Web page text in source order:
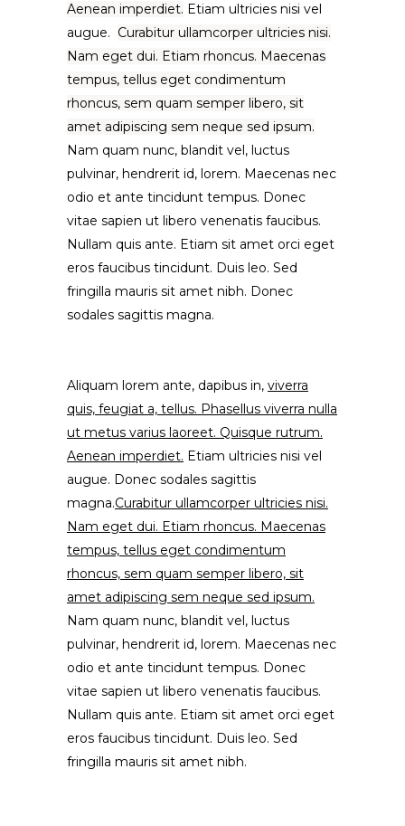
Aenean imperdiet. Etiam ultricies nisi vel
augue. Curabitur ullamcorper ultricies nisi.
Nam eget dui. Etiam rhoncus. Maecenas
tempus, tellus eget condimentum
rhoncus, sem quam semper libero, sit
amet adipiscing sem neque sed ipsum.
Nam quam nunc, blandit vel, luctus
pulvinar, hendrerit id, lorem. Maecenas nec
odio et ante tincidunt tempus. Donec
vitae sapien ut libero venenatis faucibus.
Nullam quis ante. Etiam sit amet orci eget
eros faucibus tincidunt. Duis leo. Sed
fringilla mauris sit amet nibh. Donec
sodales sagittis magna.
Aliquam lorem ante, dapibus in, viverra
quis, feugiat a, tellus. Phasellus viverra nulla
ut metus varius laoreet. Quisque rutrum.
Aenean imperdiet. Etiam ultricies nisi vel
augue. Donec sodales sagittis
magna.Curabitur ullamcorper ultricies nisi.
Nam eget dui. Etiam rhoncus. Maecenas
tempus, tellus eget condimentum
rhoncus, sem quam semper libero, sit
amet adipiscing sem neque sed ipsum.
Nam quam nunc, blandit vel, luctus
pulvinar, hendrerit id, lorem. Maecenas nec
odio et ante tincidunt tempus. Donec
vitae sapien ut libero venenatis faucibus.
Nullam quis ante. Etiam sit amet orci eget
eros faucibus tincidunt. Duis leo. Sed
fringilla mauris sit amet nibh.